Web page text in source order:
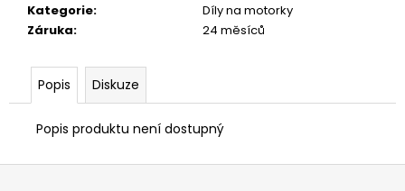
Kategorie:
Díly na motorky
Záruka: 24 měsíců
Popis Diskuze
Popis produktu není dostupný
u
m
DUCATI
Z